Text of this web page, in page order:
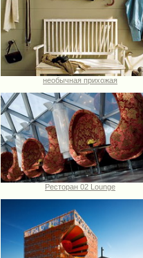
необычная прихожая
Ресторан 02 Lounge